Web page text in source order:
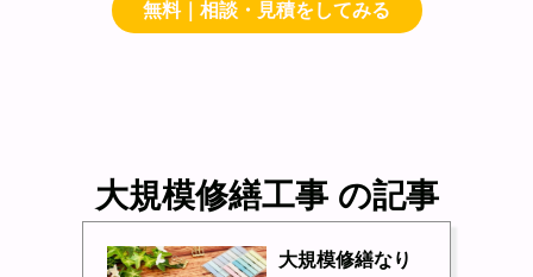
無料｜相談・見積をしてみる
大規模修繕工事 の記事
大規模修繕なり